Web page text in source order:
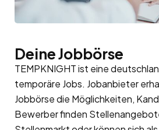
Deine Jobbörse
TEMPKNIGHT ist eine
temporäre Jobs. Jobanbieter
Jobbörse die Möglichkeiten,
Bewerber finden